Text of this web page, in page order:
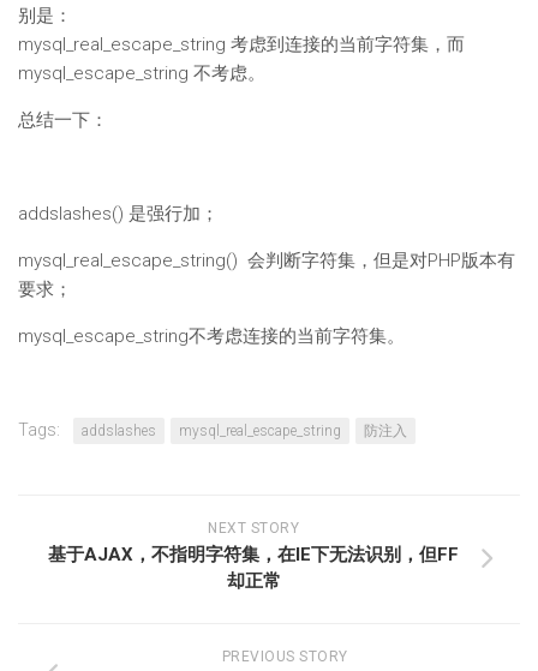
别是：
mysql_real_escape_string 考虑到连接的当前字符集，而
mysql_escape_string 不考虑。
总结一下：
addslashes() 是强行加；
mysql_real_escape_string() 会判断字符集，但是对PHP版本有
要求；
mysql_escape_string不考虑连接的当前字符集。
Tags: addslashes mysql_real_escape_string 防注入
NEXT STORY
基于AJAX，不指明字符集，在IE下无法识别，但FF
却正常
PREVIOUS STORY